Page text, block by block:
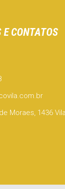
E CONTATOS
Moraes, 1436